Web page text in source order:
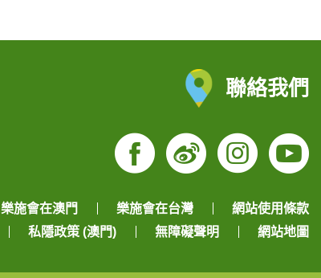
聯絡我們
Facebook
Weibo
樂施會在澳門 樂施會在台灣
網站使用條款
私隱政策 (澳門) 無障礙聲明 網站地圖